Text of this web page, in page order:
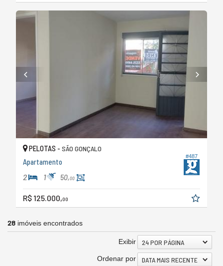
#487
PELOTAS - SÃO GONÇALO
Apartamento
2 1 50,00
R$ 125.000,00
28 imóveis encontrados
Exibir 24 POR PÁGINA
Ordenar por DATA MAIS RECENTE